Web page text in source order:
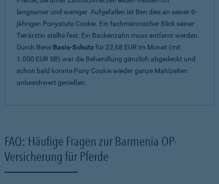
langsamer und weniger. Aufgefallen ist Ben dies an seiner 6-
jährigen Ponystute Cookie. Ein fachmännischer Blick seiner
Tierärztin stellte fest: Ein Backenzahn muss entfernt werden.
Durch Bens Basis-Schutzfür 22,68 EUR im Monat (mit
1.000 EUR SB) war die Behandlung gänzlich abgedeckt und
schon bald konnte Pony Cookie wieder ganze Mahlzeiten
unbeschwert genießen.
FAQ: Häufige Fragen zur Barmenia OP-
Versicherung für Pferde